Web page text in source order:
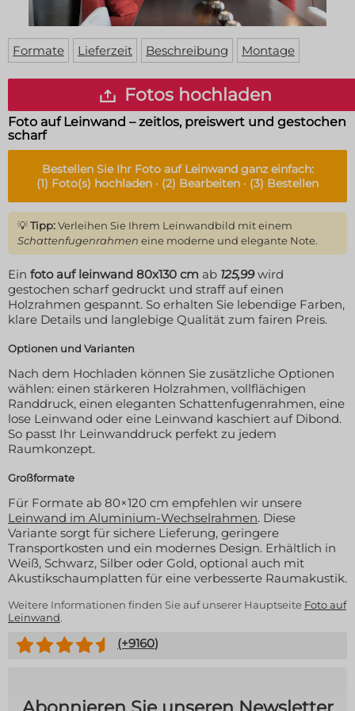
Bodenmatte
Custom skateboard deck
Lieferzeiten
Login
WhatsApp
Formate Lieferzeit Beschreibung Montage
Fotos hochladen
Foto auf Leinwand – zeitlos, preiswert und gestochen
scharf
Bestellen Sie Ihr Foto auf Leinwandganz einfach:
(1) Foto(s) hochladen · (2) Bearbeiten · (3) Bestellen
💡Tipp:Verleihen Sie Ihrem Leinwandbild mit einem
Schattenfugenrahmen eine moderne und elegante Note.
Ein foto auf leinwand 80x130 cm ab 125,99wird
gestochen scharf gedruckt und straff auf einen
Holzrahmen gespannt. So erhalten Sie lebendige Farben,
klare Details und langlebige Qualität zum fairen Preis.
Optionen und Varianten
Nach dem Hochladen können Sie zusätzliche Optionen
wählen: einen stärkeren Holzrahmen, vollflächigen
Randdruck, einen eleganten Schattenfugenrahmen, eine
lose Leinwand oder eine Leinwand kaschiert auf Dibond.
So passt Ihr Leinwanddruck perfekt zu jedem
Raumkonzept.
Großformate
Für Formate ab 80×120 cm empfehlen wir unsere
Leinwand im Aluminium-Wechselrahmen. Diese
Variante sorgt für sichere Lieferung, geringere
Transportkosten und ein modernes Design. Erhältlich in
Weiß, Schwarz, Silber oder Gold, optional auch mit
Akustikschaumplatten für eine verbesserte Raumakustik.
Weitere Informationen finden Sie auf unserer Hauptseite Foto auf
Leinwand.
(+9160)